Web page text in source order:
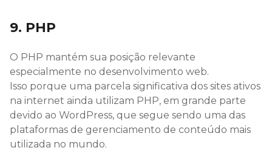
9. PHP
O PHP mantém sua posição relevante
especialmente no desenvolvimento web.
Isso porque uma parcela significativa dos sites ativos
na internet ainda utilizam PHP, em grande parte
devido ao WordPress, que segue sendo uma das
plataformas de gerenciamento de conteúdo mais
utilizada no mundo.